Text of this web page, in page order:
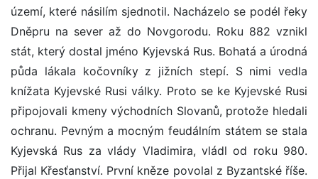
území, které násilím sjednotil. Nacházelo se podél řeky
Dněpru na sever až do Novgorodu. Roku 882 vznikl
stát, který dostal jméno Kyjevská Rus. Bohatá a úrodná
půda lákala kočovníky z jižních stepí. S nimi vedla
knížata Kyjevské Rusi války. Proto se ke Kyjevské Rusi
připojovali kmeny východních Slovanů, protože hledali
ochranu. Pevným a mocným feudálním státem se stala
Kyjevská Rus za vlády Vladimira, vládl od roku 980.
Přijal Křesťanství. První kněze povolal z Byzantské říše.